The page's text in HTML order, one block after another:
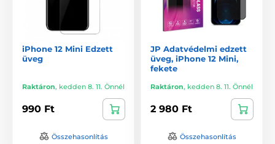
iPhone 12 Mini Edzett
üveg
Raktáron, kedden 8. 11. Önnél
990 Ft
Összehasonlítás
JP Adatvédelmi edzett
üveg, iPhone 12 Mini,
fekete
Raktáron, kedden 8. 11. Önnél
2 980 Ft
Összehasonlítás